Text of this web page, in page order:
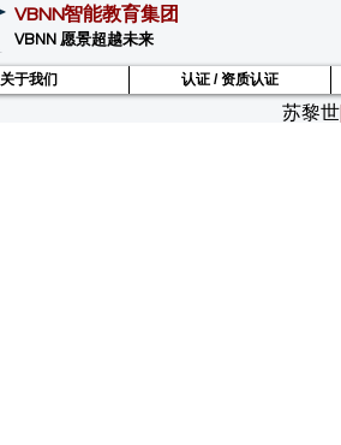
VBNN智能教育集团
VBNN 愿景超越未来
关于我们 认证 / 资质认证
苏黎世